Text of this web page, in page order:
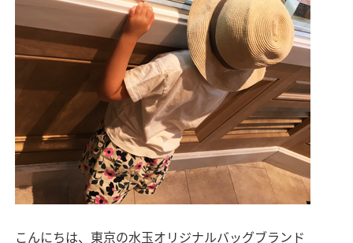
こんにちは、東京の水玉オリジナルバッグブランド